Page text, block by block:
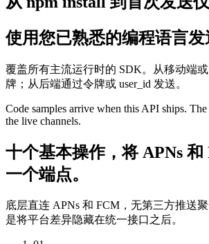
使用您已熟悉的编程语言发
覆盖所有主流运行时的 SDK。从移动端
牌；从后端通过令牌或 user_id 发送。
Code samples arrive when this API ships.
the live channels.
十个基本操作，将 APNs
一个端点。
底层直连 APNs 和 FCM，无第三方推送
是将平台差异隐藏在统一接口之后。